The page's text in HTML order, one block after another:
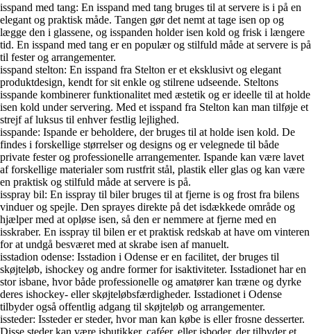
isspand med tang: En isspand med tang bruges til at servere is i på en
elegant og praktisk måde. Tangen gør det nemt at tage isen op og
lægge den i glassene, og isspanden holder isen kold og frisk i længere
tid. En isspand med tang er en populær og stilfuld måde at servere is på
til fester og arrangementer.
isspand stelton: En isspand fra Stelton er et eksklusivt og elegant
produktdesign, kendt for sit enkle og stilrene udseende. Steltons
isspande kombinerer funktionalitet med æstetik og er ideelle til at holde
isen kold under servering. Med et isspand fra Stelton kan man tilføje et
strejf af luksus til enhver festlig lejlighed.
isspande: Ispande er beholdere, der bruges til at holde isen kold. De
findes i forskellige størrelser og designs og er velegnede til både
private fester og professionelle arrangementer. Ispande kan være lavet
af forskellige materialer som rustfrit stål, plastik eller glas og kan være
en praktisk og stilfuld måde at servere is på.
isspray bil: En isspray til biler bruges til at fjerne is og frost fra bilens
vinduer og spejle. Den sprayes direkte på det isdækkede område og
hjælper med at opløse isen, så den er nemmere at fjerne med en
isskraber. En isspray til bilen er et praktisk redskab at have om vinteren
for at undgå besværet med at skrabe isen af manuelt.
isstadion odense: Isstadion i Odense er en facilitet, der bruges til
skøjteløb, ishockey og andre former for isaktiviteter. Isstadionet har en
stor isbane, hvor både professionelle og amatører kan træne og dyrke
deres ishockey- eller skøjteløbsfærdigheder. Isstadionet i Odense
tilbyder også offentlig adgang til skøjteløb og arrangementer.
issteder: Issteder er steder, hvor man kan købe is eller frosne desserter.
Disse steder kan være isbutikker, caféer, eller isboder, der tilbyder et